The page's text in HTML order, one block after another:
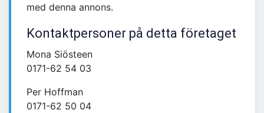
med denna annons.
Kontaktpersoner på detta företaget
Mona Siösteen
0171-62 54 03
Per Hoffman
0171-62 50 04